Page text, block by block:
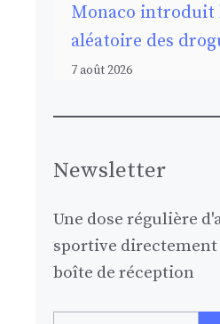
Monaco introduit
aléatoire des
7 août 2026
Newsletter
Une dose régulière
sportive directement
boîte de réception